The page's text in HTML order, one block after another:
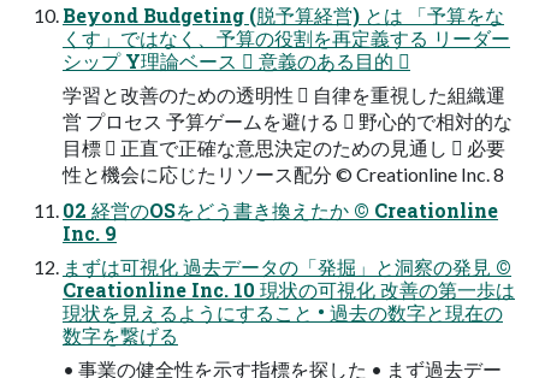
Beyond Budgeting (脱予算経営) とは 「予算をな
くす」ではなく、予算の役割を再定義する リーダー
シップ Y理論ベース  意義のある⽬的 
学習と改善のための透明性  ⾃律を重視した組織運
営 プロセス 予算ゲームを避ける  野⼼的で相対的な
⽬標  正直で正確な意思決定のための⾒通し  必要
性と機会に応じたリソース配分 © Creationline Inc. 8
02 経営のOSをどう書き換えたか © Creationline
Inc. 9
まずは可視化 過去データの「発掘」と洞察の発⾒ ©
Creationline Inc. 10 現状の可視化 改善の第⼀歩は
現状を⾒えるようにすること • 過去の数字と現在の
数字を繋げる
• 事業の健全性を⽰す指標を探した • まず過去デー